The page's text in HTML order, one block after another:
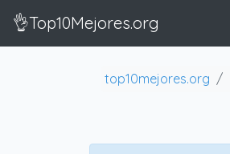
👌Top10Mejores.org
top10mejores.org